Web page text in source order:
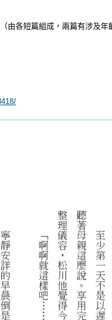
由各短篇組成，兩篇有涉及年